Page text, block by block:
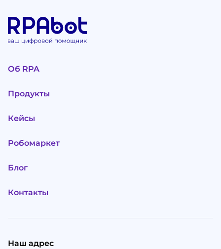
Об RPA
Продукты
Кейсы
Робомаркет
Блог
Контакты
Наш адрес